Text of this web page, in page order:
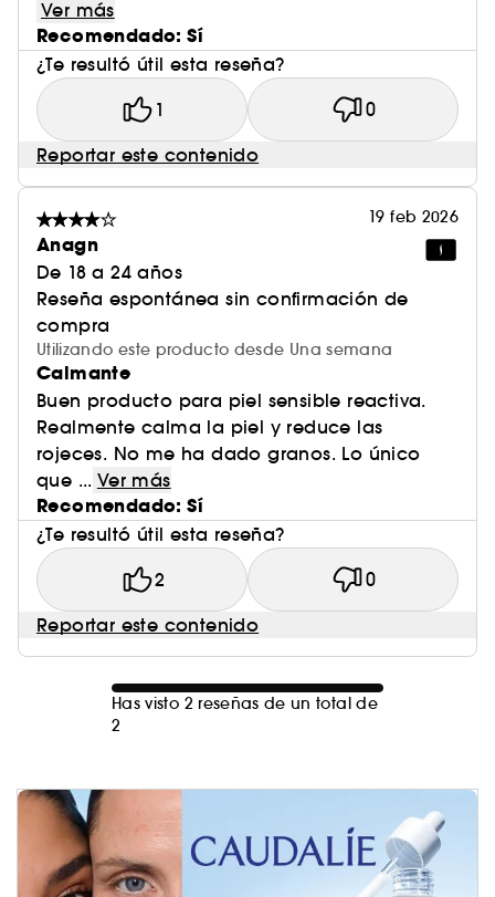
Ver más
Recomendado: Sí
¿Te resultó útil esta reseña?
1 0
Reportar este contenido
19 feb 2026
Anagn
De 18 a 24 años
Reseña espontánea sin confirmación de
compra
Utilizando este producto desde Una semana
Calmante
Buen producto para piel sensible reactiva.
Realmente calma la piel y reduce las
rojeces. No me ha dado granos. Lo único
que ... Ver más
Recomendado: Sí
¿Te resultó útil esta reseña?
2 0
Reportar este contenido
Has visto 2 reseñas de un total de
2